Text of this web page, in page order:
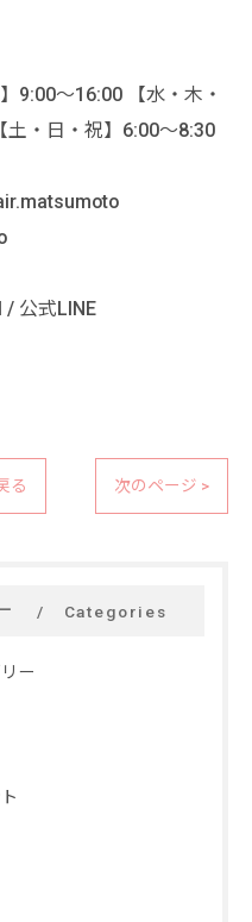
9:00〜16:00 【水・木・
土・日・祝】6:00〜8:30
/ 公式LINE
る 次のページ >
Categories
ー